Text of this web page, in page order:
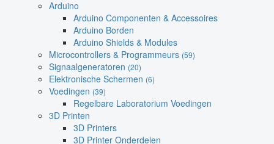
Arduino
Arduino Componenten & Accessoires
Arduino Borden
Arduino Shields & Modules
Microcontrollers & Programmeurs (59)
Signaalgeneratoren (20)
Elektronische Schermen (6)
Voedingen (39)
Regelbare Laboratorium Voedingen
3D Printen
3D Printers
3D Printer Onderdelen